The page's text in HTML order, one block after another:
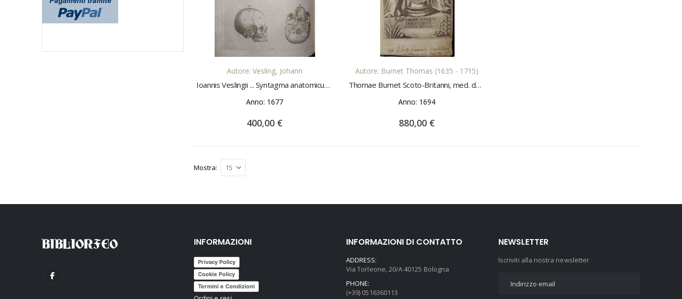
AGGIUNGI AL CARRELLO
Autore: Vesling, Johann
Ioannis Veslingii ... Syntagma anatomicum, commentario atque appendice ex veterum, recentiorum, propriisque, obseruationibus, illustratum & auctum a Gerardo Leon. Blasio ... erudita Epistola Georgii Hieronymi Velschii, & figuris illustrata
Anno: 1677
400,00 €
AGGIUNGI AL CARRELLO
Autore: Burnet Thomas (1635 - 1715)
Thomae Burnet Scoto-Britanni, med. doct. & medici reg. ord. Thesaurus medicinae practicae... medicorum observationibus, consultationibus, consiliis, & epistolis, summa diligentia collectus, ordineque alphabetico dispositus: Tomus prior - Tomus alter.
Anno: 1694
880,00 €
Mostra
INFORMAZIONI
Privacy Policy
Cookie Policy
Termini e Condizioni
INFORMAZIONI DI CONTATTO
ADDRESS:
Via Torleone, 20/A 40125 Bologna
PHONE:
(+39) 0516360113
NEWSLETTER
Iscriviti alla nostra newsletter